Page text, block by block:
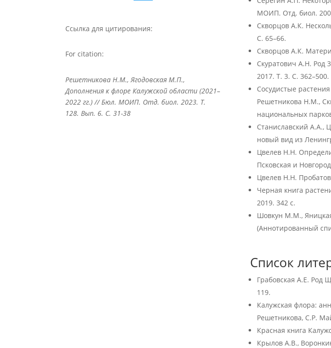
Ссылка для цитирования:
For citation:
Решетникова Н.М., Ягодовская М.П.,
Дополнения к флоре Калужской области (2021–
2022 гг.) // Бюл. МОИП. Отд. биол. 2023. Т.
128. Вып. 6. С. 31-38
МОИП. Отд. биол.
Скворцов А.К.
С. 65–66.
Скворцов А.К.
Скуратович А.Н. Род
2017. Т. 3. С. 362–500.
Сосудистые
Решетникова Н.М.,
национальных
Станиславский А.А.,
новый вид из
Цвелев Н.Н.
Псковская и
Цвелев Н.Н.
Черная книга
2019. 342 с.
Шовкун М.М., Яницкая
(Аннотированный
Список
Грабовская А.Е. Род
119.
Калужская флора:
Решетникова, С.Р.
Красная книга
Крылов А.В.,